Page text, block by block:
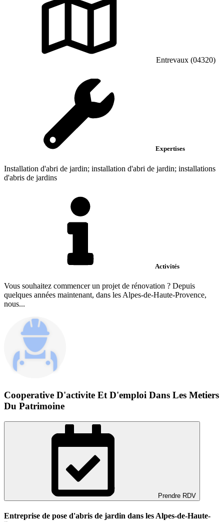
Entrevaux (04320)
Expertises
Installation d'abri de jardin; installation d'abri de jardin; installations
d'abris de jardins
Activités
Vous souhaitez commencer un projet de rénovation ? Depuis
quelques années maintenant, dans les Alpes-de-Haute-Provence,
nous...
Cooperative D'activite Et D'emploi Dans Les Metiers
Du Patrimoine
Prendre RDV
Entreprise de pose d'abris de jardin dans les Alpes-de-Haute-